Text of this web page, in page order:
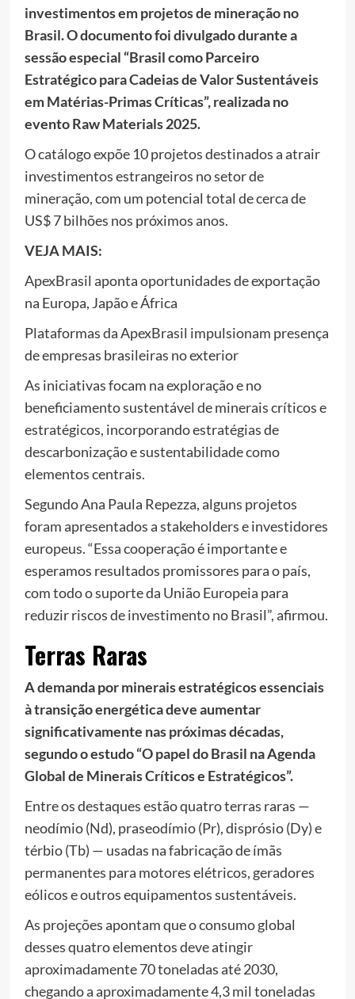
investimentos em projetos de mineração no
Brasil. O documento foi divulgado durante a
sessão especial “Brasil como Parceiro
Estratégico para Cadeias de Valor Sustentáveis
em Matérias-Primas Críticas”, realizada no
evento Raw Materials 2025.
O catálogo expõe 10 projetos destinados a atrair
investimentos estrangeiros no setor de
mineração, com um potencial total de cerca de
US$ 7 bilhões nos próximos anos.
VEJA MAIS:
ApexBrasil aponta oportunidades de exportação
na Europa, Japão e África
Plataformas da ApexBrasil impulsionam presença
de empresas brasileiras no exterior
As iniciativas focam na exploração e no
beneficiamento sustentável de minerais críticos e
estratégicos, incorporando estratégias de
descarbonização e sustentabilidade como
elementos centrais.
Segundo Ana Paula Repezza, alguns projetos
foram apresentados a stakeholders e investidores
europeus. “Essa cooperação é importante e
esperamos resultados promissores para o país,
com todo o suporte da União Europeia para
reduzir riscos de investimento no Brasil”, afirmou.
Terras Raras
A demanda por minerais estratégicos essenciais
à transição energética deve aumentar
significativamente nas próximas décadas,
segundo o estudo “O papel do Brasil na Agenda
Global de Minerais Críticos e Estratégicos”.
Entre os destaques estão quatro terras raras —
neodímio (Nd), praseodímio (Pr), disprósio (Dy) e
térbio (Tb) — usadas na fabricação de ímãs
permanentes para motores elétricos, geradores
eólicos e outros equipamentos sustentáveis.
As projeções apontam que o consumo global
desses quatro elementos deve atingir
aproximadamente 70 toneladas até 2030,
chegando a aproximadamente 4,3 mil toneladas